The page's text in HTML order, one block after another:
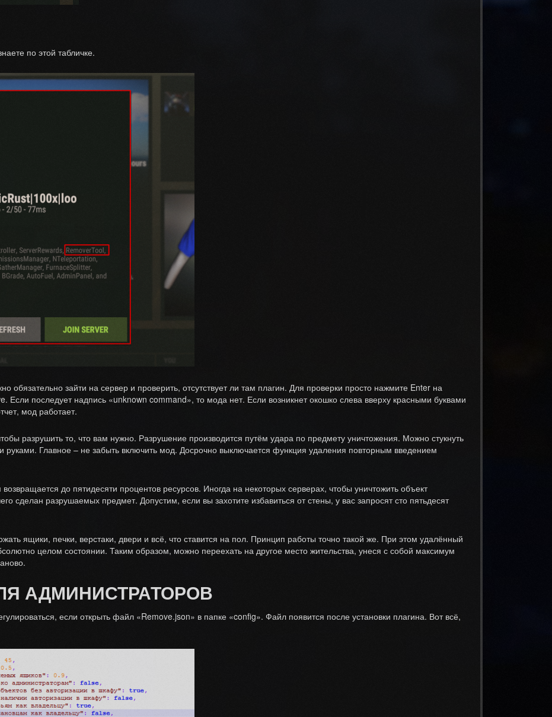
по этой табличке.
обязательно зайти на сервер и проверить, отсутствует ли там плагин. Для проверки просто нажмите Enter на
Если последует надпись «unknown command», то мода нет. Если возникнет окошко слева вверху красными буквами
мод работает.
разрушить то, что вам нужно. Разрушение производится путём удара по предмету уничтожения. Можно стукнуть
руками. Главное – не забыть включить мод. Досрочно выключается функция удаления повторным введением
до пятидесяти процентов ресурсов. Иногда на некоторых серверах, чтобы уничтожить объект
сделан разрушаемых предмет. Допустим, если вы захотите избавиться от стены, у вас запросят сто пятьдесят
ящики, печки, верстаки, двери и всё, что ставится на пол. Принцип работы точно такой же. При этом удалённый
целом состоянии. Таким образом, можно переехать на другое место жительства, унеся с собой максимум
АДМИНИСТРАТОРОВ
если открыть файл «Remove.json» в папке «config». Файл появится после установки плагина. Вот всё,